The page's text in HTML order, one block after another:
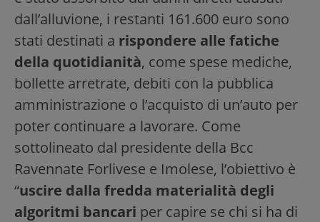
dall’alluvione, i restanti 161.600 euro sono
stati destinati a rispondere alle fatiche
della quotidianità, come spese mediche,
bollette arretrate, debiti con la pubblica
amministrazione o l’acquisto di un’auto per
poter continuare a lavorare. Come
sottolineato dal presidente della Bcc
Ravennate Forlivese e Imolese, l’obiettivo è
“uscire dalla fredda materialità degli
algoritmi bancari per capire se chi si ha di